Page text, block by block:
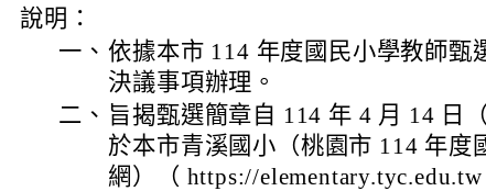
說明：
一、 依據本市 114 年度國民小學教師甄
決議事項辦理。
二、 旨揭甄選簡章自 114 年 4 月 14 日
於本市青溪國小（桃園市 114 年度
網）（ https://elementary.tyc.edu.tw